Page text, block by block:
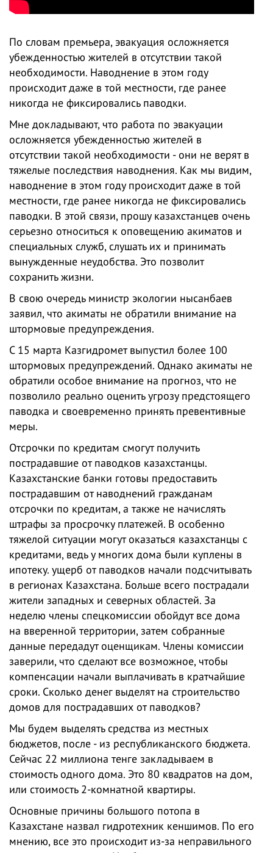
По словам премьера, эвакуация осложняется
убежденностью жителей в отсутствии такой
необходимости. Наводнение в этом году
происходит даже в той местности, где ранее
никогда не фиксировались паводки.
Мне докладывают, что работа по эвакуации
осложняется убежденностью жителей в
отсутствии такой необходимости - они не верят в
тяжелые последствия наводнения. Как мы видим,
наводнение в этом году происходит даже в той
местности, где ранее никогда не фиксировались
паводки. В этой связи, прошу казахстанцев очень
серьезно относиться к оповещению акиматов и
специальных служб, слушать их и принимать
вынужденные неудобства. Это позволит
сохранить жизни.
В свою очередь министр экологии нысанбаев
заявил, что акиматы не обратили внимание на
штормовые предупреждения.
С 15 марта Казгидромет выпустил более 100
штормовых предупреждений. Однако акиматы не
обратили особое внимание на прогноз, что не
позволило реально оценить угрозу предстоящего
паводка и своевременно принять превентивные
меры.
Отсрочки по кредитам смогут получить
пострадавшие от паводков казахстанцы.
Казахстанские банки готовы предоставить
пострадавшим от наводнений гражданам
отсрочки по кредитам, а также не начислять
штрафы за просрочку платежей. В особенно
тяжелой ситуации могут оказаться казахстанцы с
кредитами, ведь у многих дома были куплены в
ипотеку. ущерб от паводков начали подсчитывать
в регионах Казахстана. Больше всего пострадали
жители западных и северных областей. За
неделю члены спецкомиссии обойдут все дома
на вверенной территории, затем собранные
данные передадут оценщикам. Члены комиссии
заверили, что сделают все возможное, чтобы
компенсации начали выплачивать в кратчайшие
сроки. Сколько денег выделят на строительство
домов для пострадавших от паводков?
Мы будем выделять средства из местных
бюджетов, после - из республиканского бюджета.
Сейчас 22 миллиона тенге закладываем в
стоимость одного дома. Это 80 квадратов на дом,
или стоимость 2-комнатной квартиры.
Основные причины большого потопа в
Казахстане назвал гидротехник кеншимов. По его
мнению, все это происходит из-за неправильного